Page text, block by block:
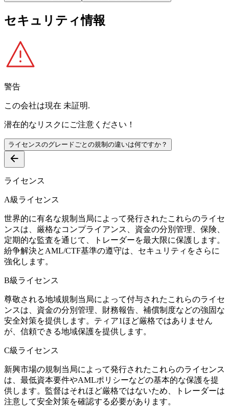
セキュリティ情報
警告
この会社は現在 未証明.
潜在的なリスクにご注意ください！
ライセンスのグレードごとの規制の違いは何ですか？
ライセンス
A級ライセンス
世界的に有名な規制当局によって発行されたこれらのライセ
ンスは、厳格なコンプライアンス、資金の分別管理、保険、
定期的な監査を通じて、トレーダーを最大限に保護します。
紛争解決とAML/CTF基準の遵守は、セキュリティをさらに
強化します。
B級ライセンス
尊敬される地域規制当局によって付与されたこれらのライセ
ンスは、資金の分別管理、財務報告、補償制度などの強固な
安全対策を提供します。ティア1ほど厳格ではありません
が、信頼できる地域保護を提供します。
C級ライセンス
新興市場の規制当局によって発行されたこれらのライセンス
は、最低資本要件やAMLポリシーなどの基本的な保護を提
供します。監督はそれほど厳格ではないため、トレーダーは
注意して安全対策を確認する必要があります。